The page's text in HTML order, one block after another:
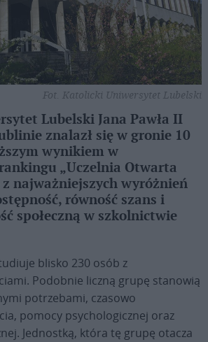
Fot. Katolicki Uniwersytet Lubelski
Lubelski Jana Pawła II
znalazł się w gronie 10
wynikiem w
„Uczelnia Otwarta
z najważniejszych wyróżnień
równość szans i
społeczną w szkolnictwie
blisko 230 osób z
Podobnie liczną grupę stanowią
potrzebami, czasowo
pomocy psychologicznej oraz
Jednostką, która tę grupę otacza